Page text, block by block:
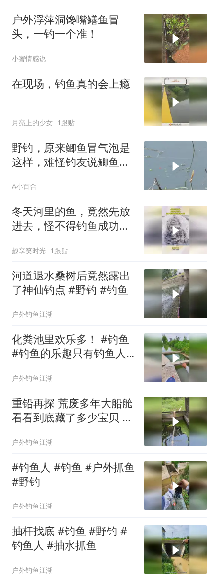
户外浮萍洞馋嘴鳝鱼冒
头，一钓一个准！
小蜜情感说
在现场，钓鱼真的会上瘾
月亮上的少女 1跟贴
野钓，原来鲫鱼冒气泡是
这样，难怪钓友说鲫鱼冒
A小百合
冬天河里的鱼，竟然先放
进去，怪不得钓鱼成功率
趣享笑时光 1跟贴
河道退水桑树后竟然露出
了神仙钓点 #野钓 #钓鱼
户外钓鱼江湖
化粪池里欢乐多！ #钓鱼
#钓鱼的乐趣只有钓鱼人
户外钓鱼江湖
重铅再探 荒废多年大船舱
看看到底藏了多少宝贝 #
户外钓鱼江湖
#钓鱼人 #钓鱼 #户外抓鱼
#野钓
户外钓鱼江湖
抽杆找底 #钓鱼 #野钓 #
钓鱼人 #抽水抓鱼
户外钓鱼江湖